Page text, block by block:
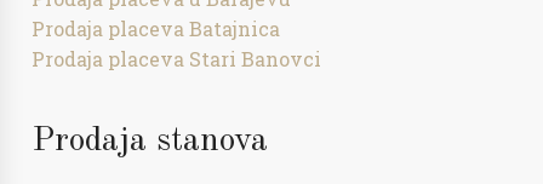
Prodaja placeva Batajnica
Prodaja placeva Stari Banovci
Prodaja stanova